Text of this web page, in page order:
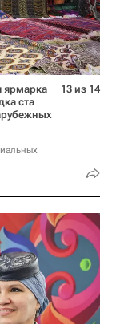
ярмарка
ста
13 из 14